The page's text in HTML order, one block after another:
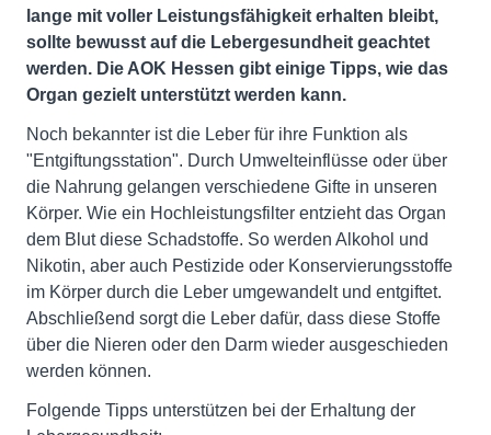
lange mit voller Leistungsfähigkeit erhalten bleibt,
sollte bewusst auf die Lebergesundheit geachtet
werden. Die AOK Hessen gibt einige Tipps, wie das
Organ gezielt unterstützt werden kann.
Noch bekannter ist die Leber für ihre Funktion als
"Entgiftungsstation". Durch Umwelteinflüsse oder über
die Nahrung gelangen verschiedene Gifte in unseren
Körper. Wie ein Hochleistungsfilter entzieht das Organ
dem Blut diese Schadstoffe. So werden Alkohol und
Nikotin, aber auch Pestizide oder Konservierungsstoffe
im Körper durch die Leber umgewandelt und entgiftet.
Abschließend sorgt die Leber dafür, dass diese Stoffe
über die Nieren oder den Darm wieder ausgeschieden
werden können.
Folgende Tipps unterstützen bei der Erhaltung der